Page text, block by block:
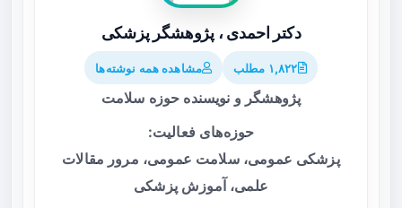
دکتر احمدی ، پژوهشگر پزشکی
۱,۸۲۲ مطلب مشاهده همه نوشته‌ها
پژوهشگر و نویسنده حوزه سلامت
حوزه‌های فعالیت:
پزشکی عمومی، سلامت عمومی، مرور مقالات
علمی، آموزش پزشکی